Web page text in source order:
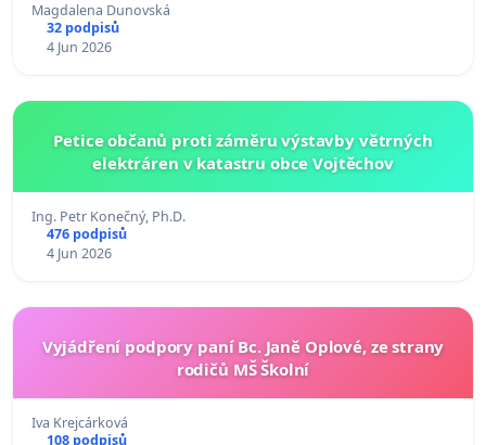
Magdalena Dunovská
32 podpisů
4 Jun 2026
Petice občanů proti záměru výstavby větrných
elektráren v katastru obce Vojtěchov
Ing. Petr Konečný, Ph.D.
476 podpisů
4 Jun 2026
Vyjádření podpory paní Bc. Janě Oplové, ze strany
rodičů MŠ Školní
Iva Krejcárková
108 podpisů